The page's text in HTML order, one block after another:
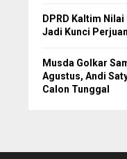
DPRD Kaltim
Jadi Kunci
Musda Golkar
Agustus, Andi
Calon Tunggal